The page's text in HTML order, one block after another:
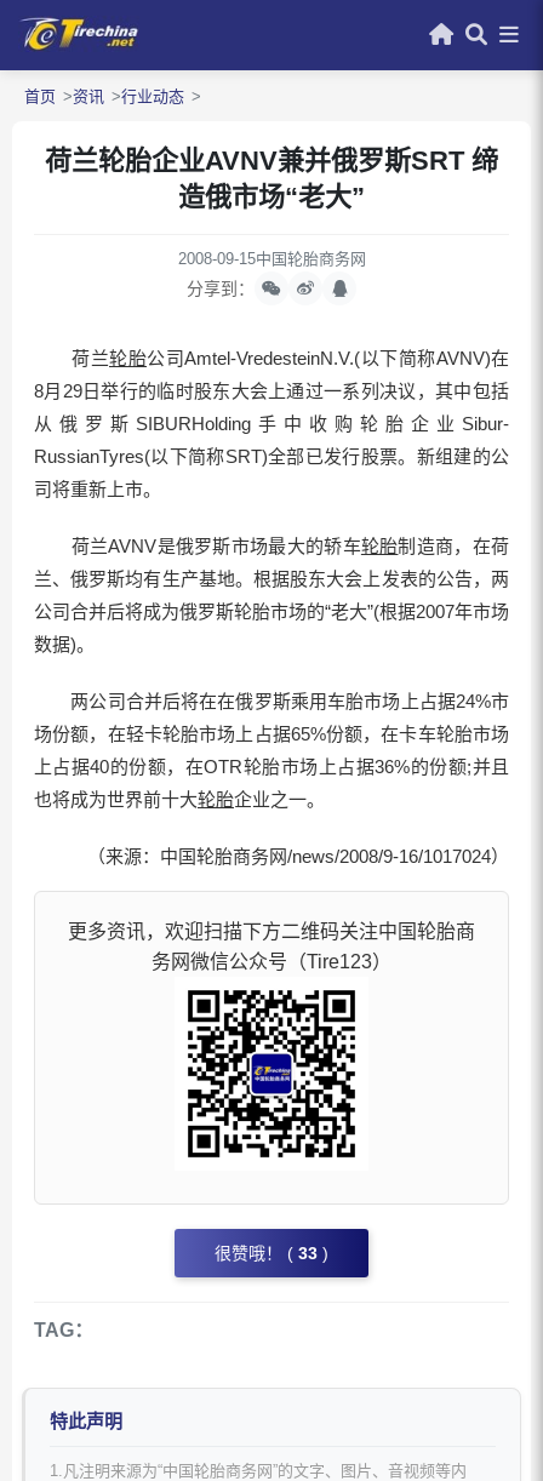
首页 资讯 行业动态
荷兰轮胎企业AVNV兼并俄罗斯SRT 缔
造俄市场“老大”
2008-09-15中国轮胎商务网
分享到：
荷兰轮胎公司Amtel-VredesteinN.V.(以下简称AVNV)在
8月29日举行的临时股东大会上通过一系列决议，其中包括
从俄罗斯SIBURHolding手中收购轮胎企业Sibur-
RussianTyres(以下简称SRT)全部已发行股票。新组建的公
司将重新上市。
荷兰AVNV是俄罗斯市场最大的轿车轮胎制造商，在荷
兰、俄罗斯均有生产基地。根据股东大会上发表的公告，两
公司合并后将成为俄罗斯轮胎市场的“老大”(根据2007年市场
数据)。
两公司合并后将在在俄罗斯乘用车胎市场上占据24%市
场份额，在轻卡轮胎市场上占据65%份额，在卡车轮胎市场
上占据40的份额，在OTR轮胎市场上占据36%的份额;并且
也将成为世界前十大轮胎企业之一。
（来源：中国轮胎商务网/news/2008/9-16/1017024）
更多资讯，欢迎扫描下方二维码关注中国轮胎商
务网微信公众号（Tire123）
很赞哦！ ( 33 )
TAG：
特此声明
1.凡注明来源为“中国轮胎商务网”的文字、图片、音视频等内